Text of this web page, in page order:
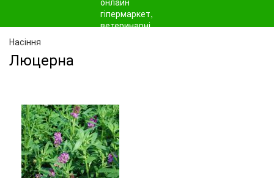
Насіння
Люцерна